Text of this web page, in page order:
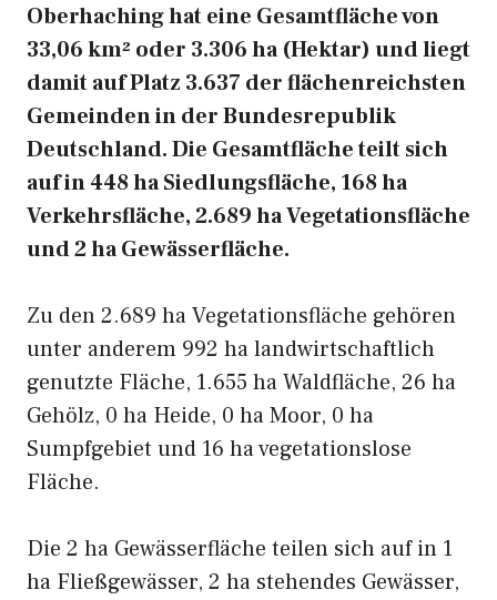
Oberhaching hat eine Gesamtfläche von
33,06 km² oder 3.306 ha (Hektar) und liegt
damit auf Platz 3.637 der flächenreichsten
Gemeinden in der Bundesrepublik
Deutschland. Die Gesamtfläche teilt sich
auf in 448 ha Siedlungsfläche, 168 ha
Verkehrsfläche, 2.689 ha Vegetationsfläche
und 2 ha Gewässerfläche.
Zu den 2.689 ha Vegetationsfläche gehören
unter anderem 992 ha landwirtschaftlich
genutzte Fläche, 1.655 ha Waldfläche, 26 ha
Gehölz, 0 ha Heide, 0 ha Moor, 0 ha
Sumpfgebiet und 16 ha vegetationslose
Fläche.
Die 2 ha Gewässerfläche teilen sich auf in 1
ha Fließgewässer, 2 ha stehendes Gewässer,